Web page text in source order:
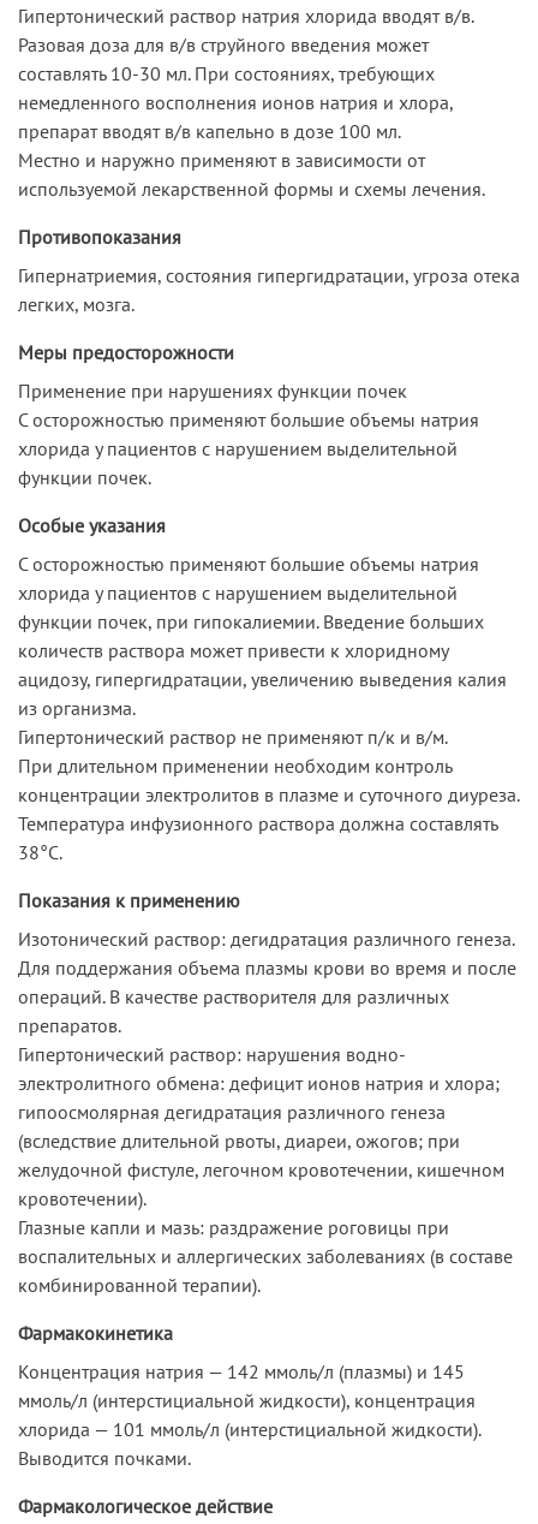
Гипертонический раствор натрия хлорида вводят в/в.
Разовая доза для в/в струйного введения может
составлять 10-30 мл. При состояниях, требующих
немедленного восполнения ионов натрия и хлора,
препарат вводят в/в капельно в дозе 100 мл.
Местно и наружно применяют в зависимости от
используемой лекарственной формы и схемы лечения.
Противопоказания
Гипернатриемия, состояния гипергидратации, угроза отека
легких, мозга.
Меры предосторожности
Применение при нарушениях функции почек
С осторожностью применяют большие объемы натрия
хлорида у пациентов с нарушением выделительной
функции почек.
Особые указания
С осторожностью применяют большие объемы натрия
хлорида у пациентов с нарушением выделительной
функции почек, при гипокалиемии. Введение больших
количеств раствора может привести к хлоридному
ацидозу, гипергидратации, увеличению выведения калия
из организма.
Гипертонический раствор не применяют п/к и в/м.
При длительном применении необходим контроль
концентрации электролитов в плазме и суточного диуреза.
Температура инфузионного раствора должна составлять
38°С.
Показания к применению
Изотонический раствор: дегидратация различного генеза.
Для поддержания объема плазмы крови во время и после
операций. В качестве растворителя для различных
препаратов.
Гипертонический раствор: нарушения водно-
электролитного обмена: дефицит ионов натрия и хлора;
гипоосмолярная дегидратация различного генеза
(вследствие длительной рвоты, диареи, ожогов; при
желудочной фистуле, легочном кровотечении, кишечном
кровотечении).
Глазные капли и мазь: раздражение роговицы при
воспалительных и аллергических заболеваниях (в составе
комбинированной терапии).
Фармакокинетика
Концентрация натрия — 142 ммоль/л (плазмы) и 145
ммоль/л (интерстициальной жидкости), концентрация
хлорида — 101 ммоль/л (интерстициальной жидкости).
Выводится почками.
Фармакологическое действие